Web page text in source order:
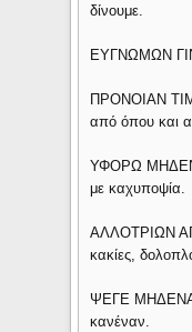
δίνουμε.
ΕΥΓΝΩΜΩΝ
ΠΡΟΝΟΙΑΝ
από όπου και
ΥΦΟΡΩ
με καχυποψία.
ΑΛΛΟΤΡΙΩΝ
κακίες,
ΨΕΓΕ ΜΗΔΕΝΑ.
κανέναν.